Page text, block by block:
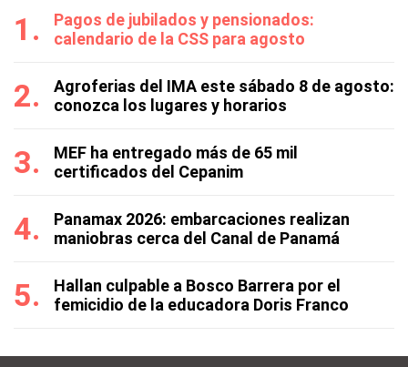
Pagos de jubilados y pensionados:
calendario de la CSS para agosto
Agroferias del IMA este sábado 8 de agosto:
conozca los lugares y horarios
MEF ha entregado más de 65 mil
certificados del Cepanim
Panamax 2026: embarcaciones realizan
maniobras cerca del Canal de Panamá
Hallan culpable a Bosco Barrera por el
femicidio de la educadora Doris Franco